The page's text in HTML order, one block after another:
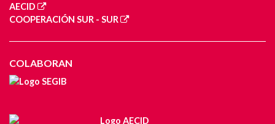
AECID
COOPERACIÓN SUR - SUR
COLABORAN